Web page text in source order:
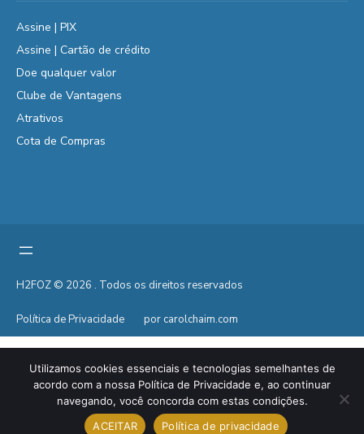
Assine | PIX
Assine | Cartão de crédito
Doe qualquer valor
Clube de Vantagens
Atrativos
Cota de Compras
H2FOZ © 2026 . Todos os direitos reservados
Política de Privacidade por carolchaim.com
Utilizamos cookies essenciais e tecnologias semelhantes de
acordo com a nossa Política de Privacidade e, ao continuar
navegando, você concorda com estas condições.
ACEITAR
Política de privacidade